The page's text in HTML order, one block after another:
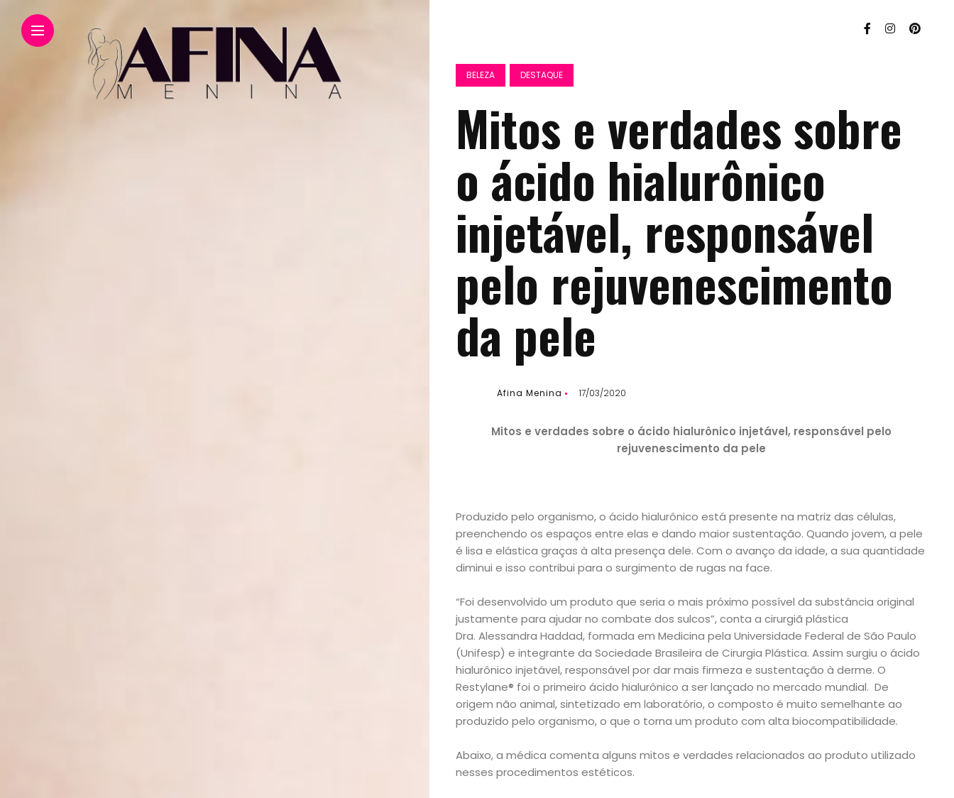
BELEZA DESTAQUE
Mitos e verdades sobre
o ácido hialurônico
injetável, responsável
pelo rejuvenescimento
da pele
Afina Menina 17/03/2020
Mitos e verdades sobre o ácido hialurônico injetável, responsável pelo
rejuvenescimento da pele
Produzido pelo organismo, o ácido hialurônico está presente na matriz das células,
preenchendo os espaços entre elas e dando maior sustentação. Quando jovem, a pele
é lisa e elástica graças à alta presença dele. Com o avanço da idade, a sua quantidade
diminui e isso contribui para o surgimento de rugas na face.
“Foi desenvolvido um produto que seria o mais próximo possível da substância original
justamente para ajudar no combate dos sulcos”, conta a cirurgiã plástica
Dra. Alessandra Haddad, formada em Medicina pela Universidade Federal de São Paulo
(Unifesp) e integrante da Sociedade Brasileira de Cirurgia Plástica. Assim surgiu o ácido
hialurônico injetável, responsável por dar mais firmeza e sustentação à derme. O
Restylane® foi o primeiro ácido hialurônico a ser lançado no mercado mundial. De
origem não animal, sintetizado em laboratório, o composto é muito semelhante ao
produzido pelo organismo, o que o torna um produto com alta biocompatibilidade.
Abaixo, a médica comenta alguns mitos e verdades relacionados ao produto utilizado
nesses procedimentos estéticos.